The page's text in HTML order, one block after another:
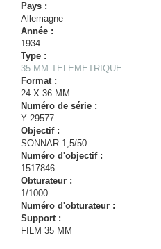
Pays :
Allemagne
Année :
1934
Type :
35 MM TELEMETRIQUE
Format :
24 X 36 MM
Numéro de série :
Y 29577
Objectif :
SONNAR 1,5/50
Numéro d'objectif :
1517846
Obturateur :
1/1000
Numéro d'obturateur :
Support :
FILM 35 MM